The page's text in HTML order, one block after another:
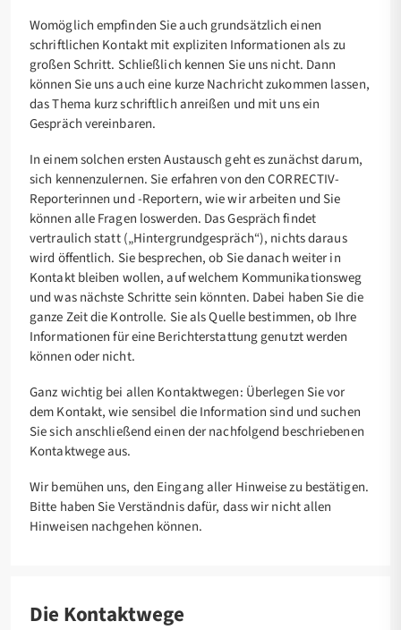
Womöglich empfinden Sie auch grundsätzlich einen
schriftlichen Kontakt mit expliziten Informationen als zu
großen Schritt. Schließlich kennen Sie uns nicht. Dann
können Sie uns auch eine kurze Nachricht zukommen lassen,
das Thema kurz schriftlich anreißen und mit uns ein
Gespräch vereinbaren.
In einem solchen ersten Austausch geht es zunächst darum,
sich kennenzulernen. Sie erfahren von den CORRECTIV-
Reporterinnen und -Reportern, wie wir arbeiten und Sie
können alle Fragen loswerden. Das Gespräch findet
vertraulich statt („Hintergrundgespräch“), nichts daraus
wird öffentlich. Sie besprechen, ob Sie danach weiter in
Kontakt bleiben wollen, auf welchem Kommunikationsweg
und was nächste Schritte sein könnten. Dabei haben Sie die
ganze Zeit die Kontrolle. Sie als Quelle bestimmen, ob Ihre
Informationen für eine Berichterstattung genutzt werden
können oder nicht.
Ganz wichtig bei allen Kontaktwegen: Überlegen Sie vor
dem Kontakt, wie sensibel die Information sind und suchen
Sie sich anschließend einen der nachfolgend beschriebenen
Kontaktwege aus.
Wir bemühen uns, den Eingang aller Hinweise zu bestätigen.
Bitte haben Sie Verständnis dafür, dass wir nicht allen
Hinweisen nachgehen können.
Die Kontaktwege